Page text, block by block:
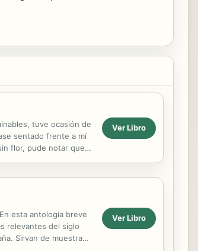
tuve ocasión de
sentado frente a mí
flor, pude notar que
Ver Libro
esta antología breve
relevantes del siglo
Sirvan de muestra
Ver Libro